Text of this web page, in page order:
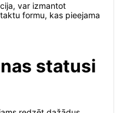
var izmantot
formu, kas pieejama
statusi